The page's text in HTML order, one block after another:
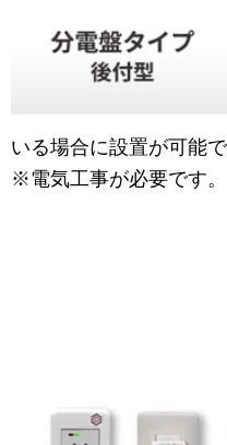
いる場合に設置が可能で
※電気工事が必要です。